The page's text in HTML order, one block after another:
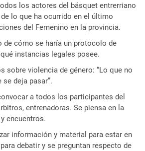
los actores del básquet entrerriano
lo que ha ocurrido en el último
del Femenino en la provincia.
de cómo se haría un protocolo de
instancias legales posee.
sobre violencia de género: “Lo que no
se deja pasar”.
a todos los participantes del
entrenadoras. Se piensa en la
encuentros.
información y material para estar en
debatir y se preguntan respecto de